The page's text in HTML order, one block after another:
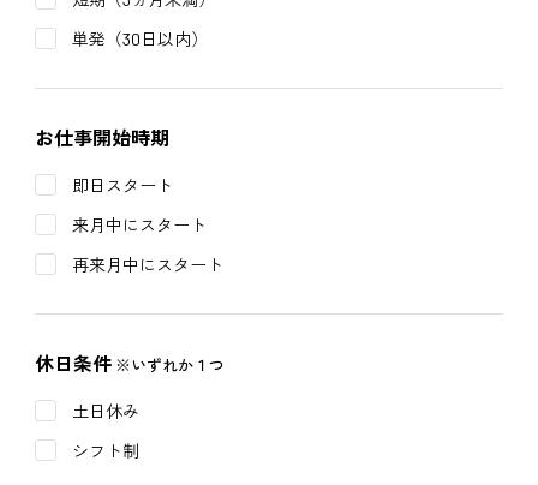
単発（30日以内）
お仕事開始時期
即日スタート
来月中にスタート
再来月中にスタート
休日条件 ※いずれか１つ
土日休み
シフト制